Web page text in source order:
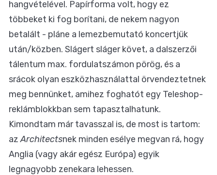
hangvételével. Papírforma volt, hogy ez
többeket ki fog borítani, de nekem nagyon
betalált - pláne a lemezbemutató koncertjük
után/közben. Slágert sláger követ, a dalszerzői
tálentum max. fordulatszámon pörög, és a
srácok olyan eszközhasználattal örvendeztetnek
meg bennünket, amihez foghatót egy Teleshop-
reklámblokkban sem tapasztalhatunk.
Kimondtam már tavasszal is, de most is tartom:
azArchitectsnek minden esélye megvan rá, hogy
Anglia (vagy akár egész Európa) egyik
legnagyobb zenekara lehessen.